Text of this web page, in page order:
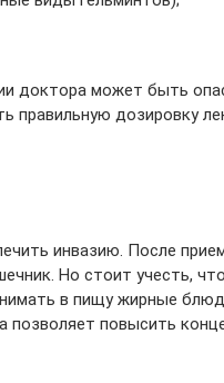
доктора может быть
правильную дозировку
инвазию. После
Но стоит учесть,
в пищу жирные
повысить